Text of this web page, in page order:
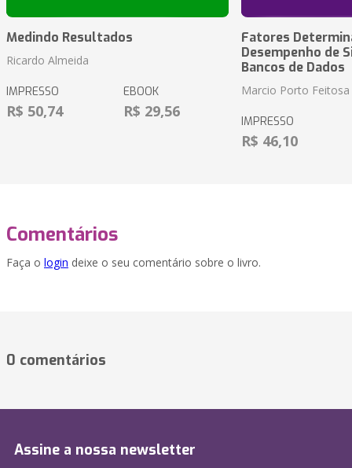
Medindo Resultados
Ricardo Almeida
IMPRESSO
R$ 50,74
EBOOK
R$ 29,56
Fatores
Desempenho de
Bancos de Dados
Marcio Porto Feitosa
IMPRESSO
R$ 46,10
Comentários
Faça o login deixe o seu comentário sobre o livro.
0 comentários
Assine a nossa newsletter